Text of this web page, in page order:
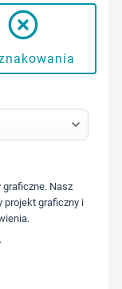
573 568
Nasz
projekt graficzny i